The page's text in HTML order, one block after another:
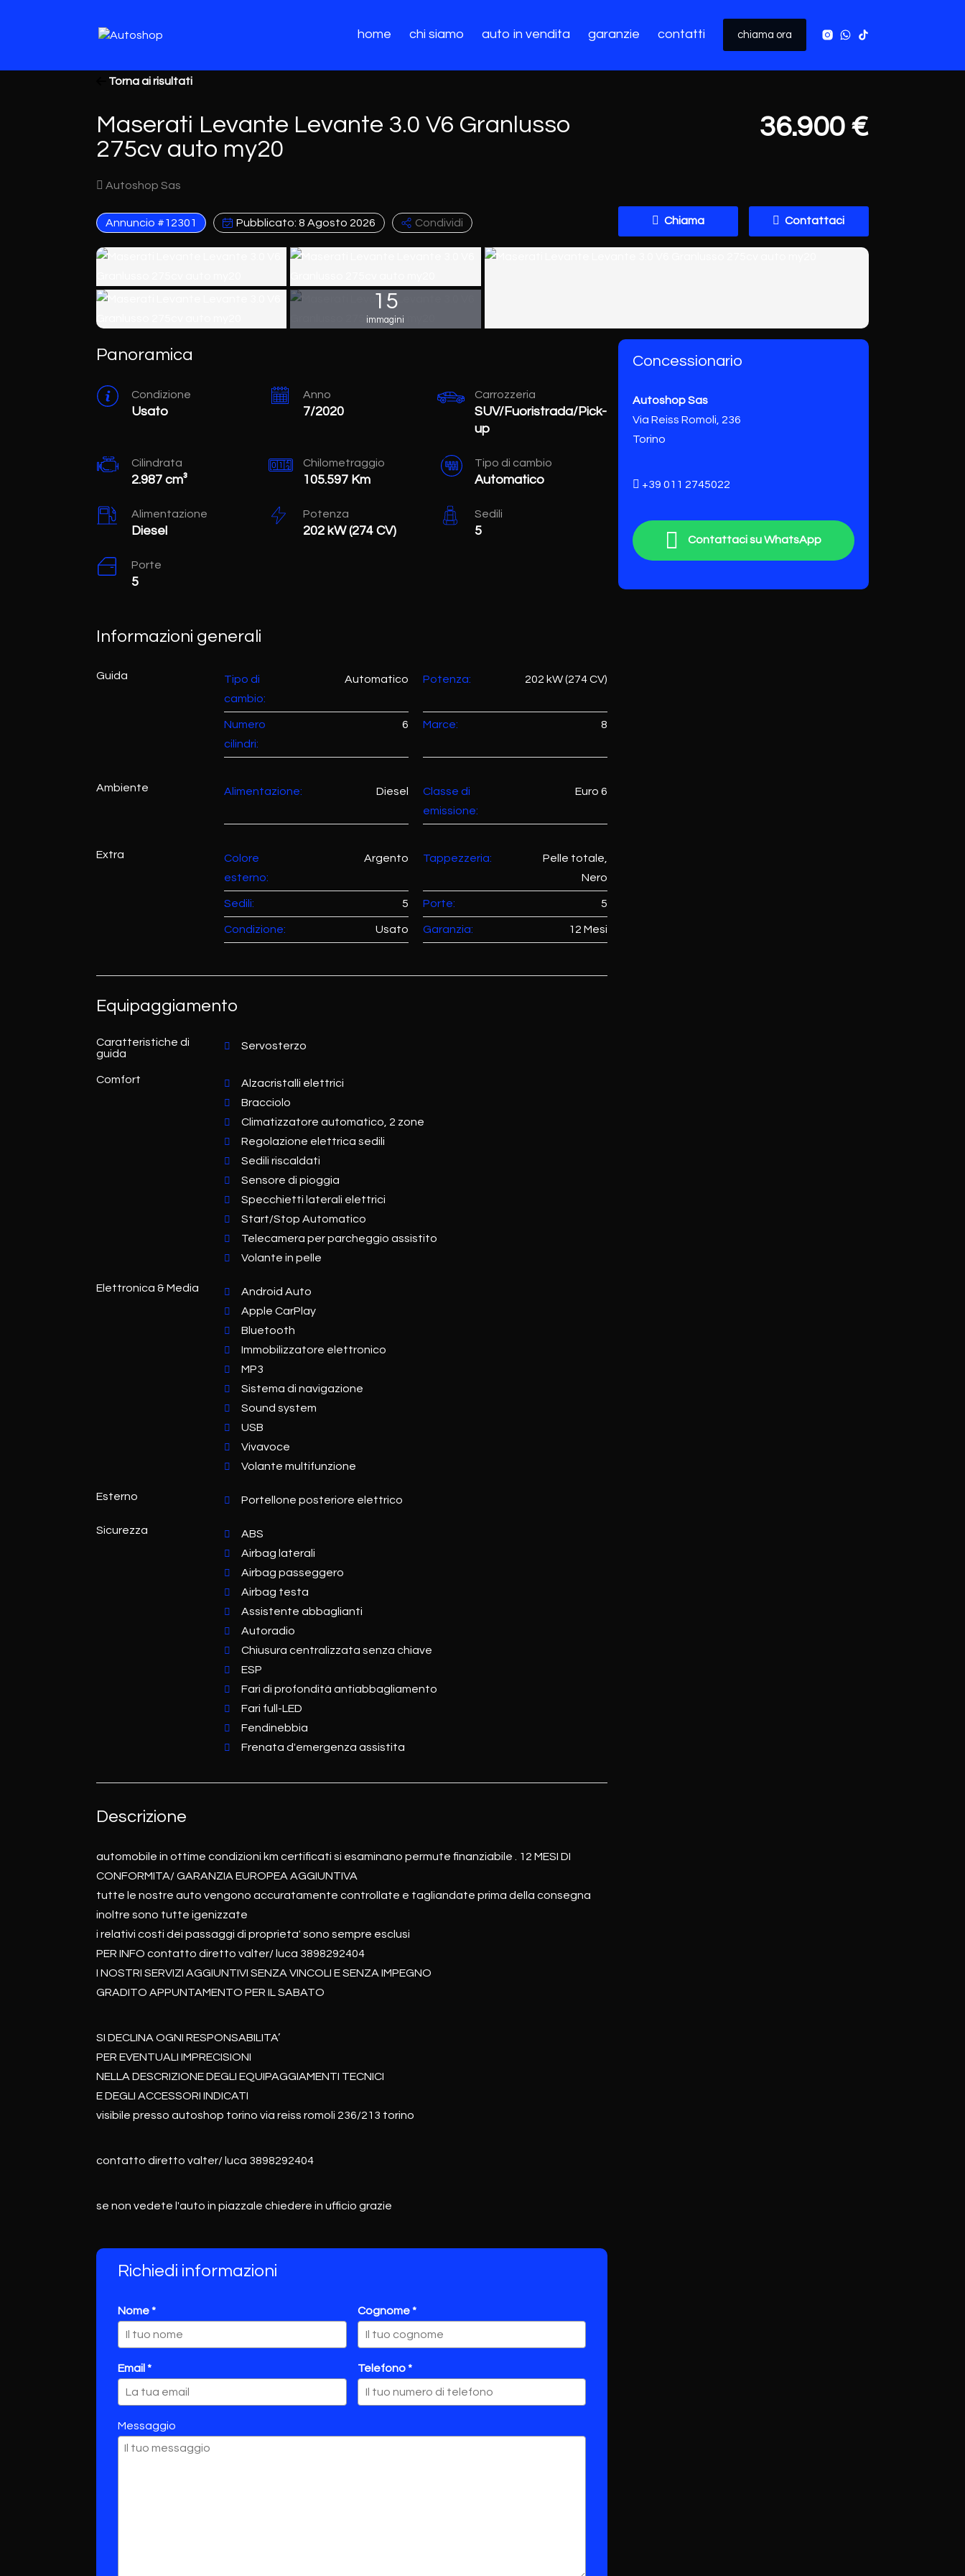
home chi siamo auto in vendita garanzie contatti chiama ora
Torna ai risultati
Maserati Levante Levante 3.0 V6 Granlusso
275cv auto my20
Autoshop Sas
36.900 €
Annuncio #12301 Pubblicato: 8 Agosto 2026 Condividi Chiama Contattaci
15
immagini
Panoramica
Condizione
Usato
Anno
7/2020
Carrozzeria
SUV/Fuoristrada/Pick-
up
Cilindrata
2.987 cm³
Chilometraggio
105.597 Km
Tipo di cambio
Automatico
Alimentazione
Diesel
Potenza
202 kW (274 CV)
Sedili
5
Porte
5
Informazioni generali
Guida
Tipo di
cambio:
Automatico Potenza: 202 kW (274 CV)
Numero
cilindri:
6 Marce: 8
Ambiente Alimentazione: Diesel
Classe di
emissione:
Euro 6
Extra
Colore
esterno:
Argento Tappezzeria:
Pelle totale,
Nero
Sedili: 5 Porte: 5
Condizione: Usato Garanzia: 12 Mesi
Equipaggiamento
Caratteristiche di
guida
Servosterzo
Comfort
Alzacristalli elettrici
Bracciolo
Climatizzatore automatico, 2 zone
Regolazione elettrica sedili
Sedili riscaldati
Sensore di pioggia
Specchietti laterali elettrici
Start/Stop Automatico
Telecamera per parcheggio assistito
Volante in pelle
Elettronica & Media
Android Auto
Apple CarPlay
Bluetooth
Immobilizzatore elettronico
MP3
Sistema di navigazione
Sound system
USB
Vivavoce
Volante multifunzione
Esterno Portellone posteriore elettrico
Sicurezza
ABS
Airbag laterali
Airbag passeggero
Airbag testa
Assistente abbaglianti
Autoradio
Chiusura centralizzata senza chiave
ESP
Fari di profondità antiabbagliamento
Fari full-LED
Fendinebbia
Frenata d'emergenza assistita
Descrizione
automobile in ottime condizioni km certificati si esaminano permute finanziabile . 12 MESI DI
CONFORMITA/ GARANZIA EUROPEA AGGIUNTIVA
tutte le nostre auto vengono accuratamente controllate e tagliandate prima della consegna
inoltre sono tutte igenizzate
i relativi costi dei passaggi di proprieta' sono sempre esclusi
PER INFO contatto diretto valter/ luca 3898292404
I NOSTRI SERVIZI AGGIUNTIVI SENZA VINCOLI E SENZA IMPEGNO
GRADITO APPUNTAMENTO PER IL SABATO
SI DECLINA OGNI RESPONSABILITA’
PER EVENTUALI IMPRECISIONI
NELLA DESCRIZIONE DEGLI EQUIPAGGIAMENTI TECNICI
E DEGLI ACCESSORI INDICATI
visibile presso autoshop torino via reiss romoli 236/213 torino
contatto diretto valter/ luca 3898292404
se non vedete l'auto in piazzale chiedere in ufficio grazie
Concessionario
Autoshop Sas
Via Reiss Romoli, 236
Torino
+39 011 2745022
Contattaci su WhatsApp
Richiedi informazioni
Nome * Cognome *
Email * Telefono *
Messaggio